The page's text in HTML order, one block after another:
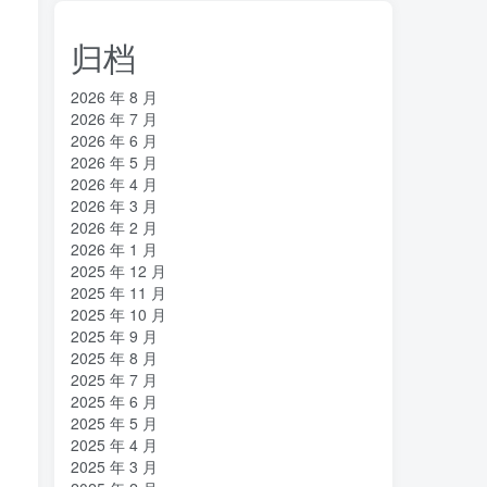
归档
2026 年 8 月
2026 年 7 月
2026 年 6 月
2026 年 5 月
2026 年 4 月
2026 年 3 月
2026 年 2 月
2026 年 1 月
2025 年 12 月
2025 年 11 月
2025 年 10 月
2025 年 9 月
2025 年 8 月
2025 年 7 月
2025 年 6 月
2025 年 5 月
2025 年 4 月
2025 年 3 月